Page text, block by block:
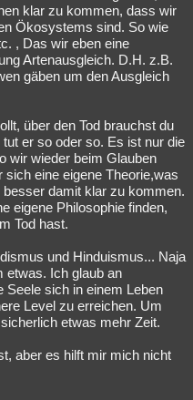
klar zu kommen, dass wir
Ökosystems sind. So wie
, Das wir eben eine
Artenausgleich. D.H. z.B.
gäben um den Ausgleich
über den Tod brauchst du
er so oder so. Es ist nur die
wir wieder beim Glauben
eine eigene Theorie,was
damit klar zu kommen.
eigene Philosophie finden,
Tod hast.
und Hinduismus... Naja
etwas. Ich glaub an
Seele sich in einem Leben
Level zu erreichen. Um
etwas mehr Zeit.
aber es hilft mir mich nicht